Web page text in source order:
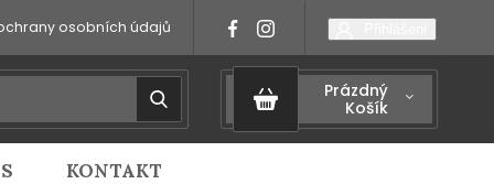
osobních údajů
Prázdný
Košík
KONTAKT